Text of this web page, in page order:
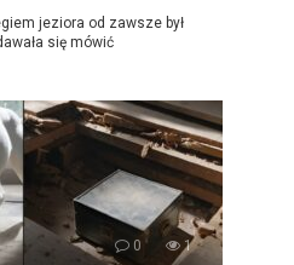
jeziora od zawsze był
się mówić
0 1